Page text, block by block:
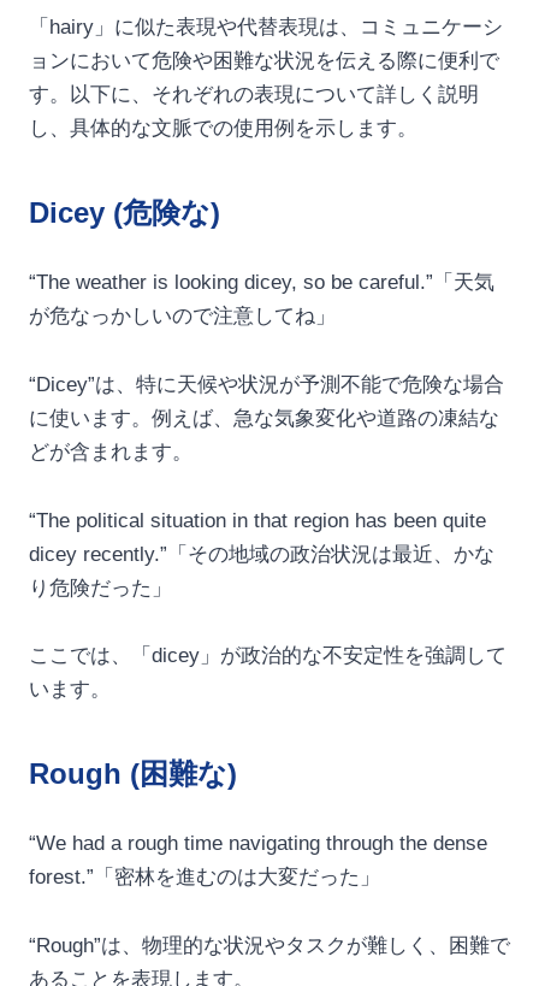
「hairy」に似た表現や代替表現は、コミュニケーシ
ョンにおいて危険や困難な状況を伝える際に便利で
す。以下に、それぞれの表現について詳しく説明
し、具体的な文脈での使用例を示します。
Dicey (危険な)
“The weather is looking dicey, so be careful.”「天気
が危なっかしいので注意してね」
“Dicey”は、特に天候や状況が予測不能で危険な場合
に使います。例えば、急な気象変化や道路の凍結な
どが含まれます。
“The political situation in that region has been quite
dicey recently.”「その地域の政治状況は最近、かな
り危険だった」
ここでは、「dicey」が政治的な不安定性を強調して
います。
Rough (困難な)
“We had a rough time navigating through the dense
forest.”「密林を進むのは大変だった」
“Rough”は、物理的な状況やタスクが難しく、困難で
あることを表現します。